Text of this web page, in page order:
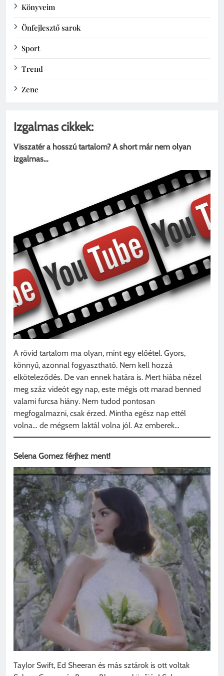
Könyveim
Önfejlesztő sarok
Sport
Trend
Zene
Izgalmas cikkek:
Visszatér a hosszú tartalom? A short már nem olyan
izgalmas…
A rövid tartalom ma olyan, mint egy előétel. Gyors,
könnyű, azonnal fogyasztható. Nem kell hozzá
elköteleződés. De van ennek határa is. Mert hiába nézel
meg száz videót egy nap, este mégis ott marad benned
valami furcsa hiány. Nem tudod pontosan
megfogalmazni, csak érzed. Mintha egész nap ettél
volna… de mégsem laktál volna jól. Az emberek…
Selena Gomez férjhez ment!
Taylor Swift, Ed Sheeran és más sztárok is ott voltak